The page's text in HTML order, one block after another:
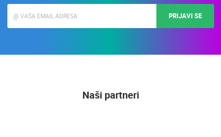
PRIJAVI SE
Naši partneri